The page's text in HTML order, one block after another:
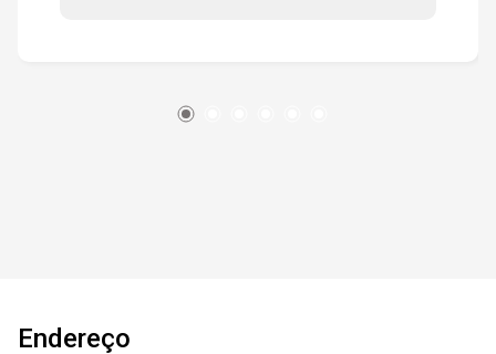
marfil, com vista incomparável para a cidade,
despensa, dependencias completas de
Endereço